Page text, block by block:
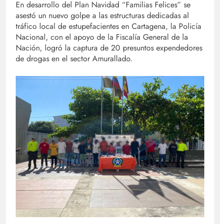
En desarrollo del Plan Navidad “Familias Felices” se
asestó un nuevo golpe a las estructuras dedicadas al
tráfico local de estupefacientes en Cartagena, la Policía
Nacional, con el apoyo de la Fiscalía General de la
Nación, logró la captura de 20 presuntos expendedores
de drogas en el sector Amurallado.